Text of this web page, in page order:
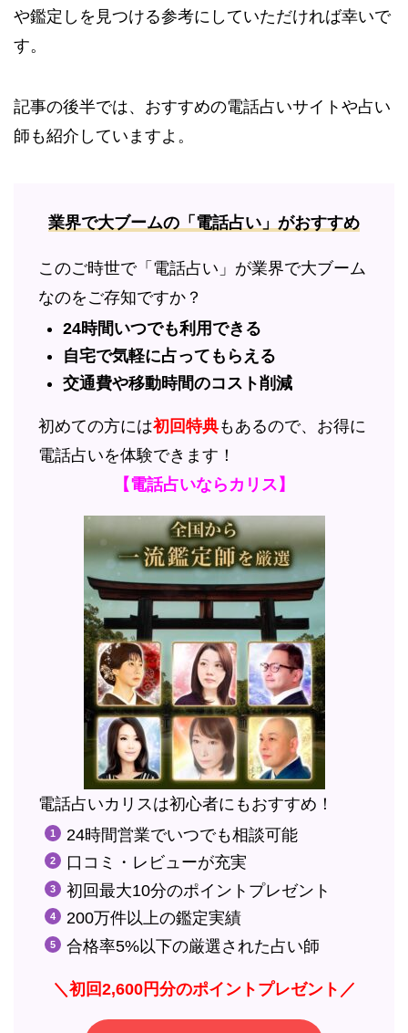
や鑑定しを見つける参考にしていただければ幸いで
す。
記事の後半では、おすすめの電話占いサイトや占い
師も紹介していますよ。
業界で大ブームの「電話占い」がおすすめ
このご時世で「電話占い」が業界で大ブーム
なのをご存知ですか？
24時間いつでも利用できる
自宅で気軽に占ってもらえる
交通費や移動時間のコスト削減
初めての方には初回特典もあるので、お得に
電話占いを体験できます！
【電話占いならカリス】
電話占いカリスは初心者にもおすすめ！
24時間営業でいつでも相談可能
口コミ・レビューが充実
初回最大10分のポイントプレゼント
200万件以上の鑑定実績
合格率5%以下の厳選された占い師
＼初回2,600円分のポイントプレゼント／